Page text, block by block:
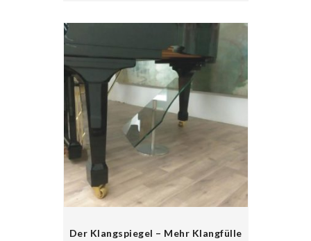
Der Klangspiegel – Mehr Klangfülle